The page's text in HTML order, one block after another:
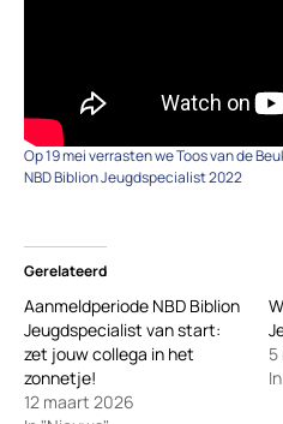
Op 19 mei verrasten we Toos van de
NBD Biblion Jeugdspecialist 2022
Gerelateerd
Aanmeldperiode NBD Biblion
Jeugdspecialist van start:
zet jouw collega in het
zonnetje!
12 maart 2026
5